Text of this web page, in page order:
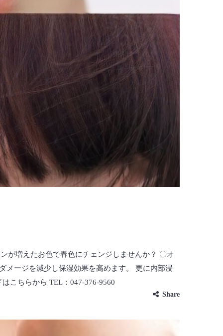
が増えたお色で春色にチェンジしませんか？ 〇オ
メージを減少し保湿効果を高めます。 更に内部浸
はこちらから TEL：047-376-9560
Share